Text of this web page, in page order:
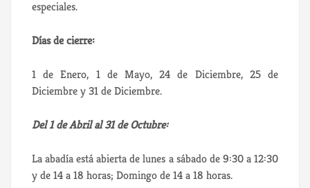
especiales.
Días de cierre:
1 de Enero, 1 de Mayo, 24 de Diciembre, 25 de
Diciembre y 31 de Diciembre.
Del 1 de Abril al 31 de Octubre:
La abadía está abierta de lunes a sábado de 9:30 a 12:30
y de 14 a 18 horas; Domingo de 14 a 18 horas.